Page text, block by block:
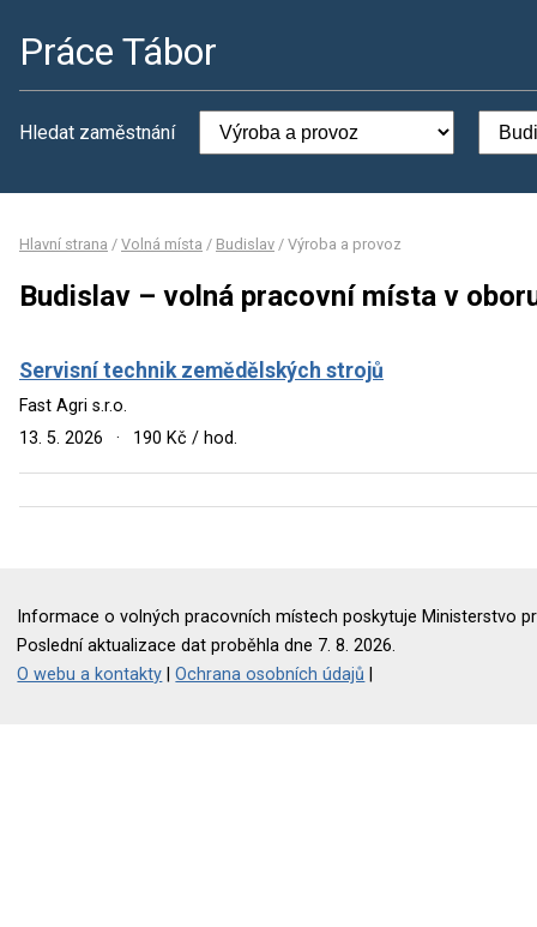
Práce Tábor
Hledat zaměstnání
Hlavní strana / Volná místa / Budislav / Výroba a provoz
Budislav – volná pracovní místa v
Servisní technik zemědělských strojů
Fast Agri s.r.o.
13. 5. 2026
· 190 Kč / hod.
Informace o volných pracovních místech poskytuje Ministerstvo
Poslední aktualizace dat proběhla dne 7. 8. 2026.
O webu a kontakty |Ochrana osobních údajů